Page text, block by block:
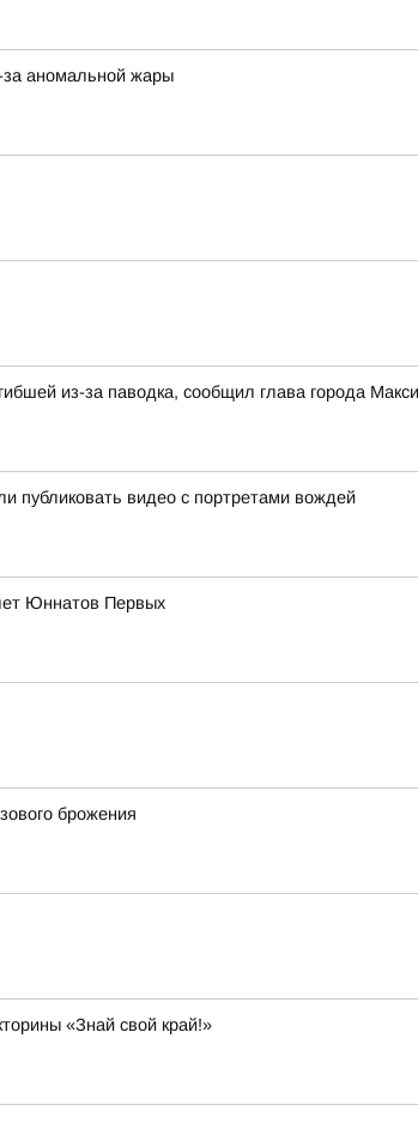
за аномальной жары
из-за паводка, сообщил глава города
публиковать видео с портретами вождей
Юннатов Первых
брожения
«Знай свой край!»